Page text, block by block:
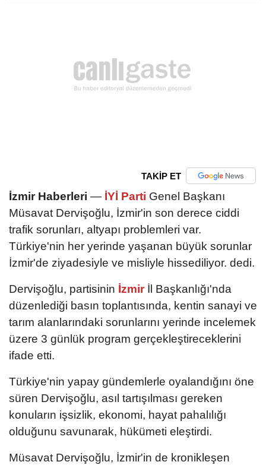
TAKİP ET
İzmir Haberleri — İYİ Parti Genel Başkanı
Müsavat Dervişoğlu, İzmir'in son derece ciddi
trafik sorunları, altyapı problemleri var.
Türkiye'nin her yerinde yaşanan büyük sorunlar
İzmir'de ziyadesiyle ve misliyle hissediliyor. dedi.
Dervişoğlu, partisinin İzmir İl Başkanlığı'nda
düzenlediği basın toplantısında, kentin sanayi ve
tarım alanlarındaki sorunlarını yerinde incelemek
üzere 3 günlük program gerçekleştireceklerini
ifade etti.
Türkiye'nin yapay gündemlerle oyalandığını öne
süren Dervişoğlu, asıl tartışılması gereken
konuların işsizlik, ekonomi, hayat pahalılığı
olduğunu savunarak, hükümeti eleştirdi.
Müsavat Dervişoğlu, İzmir'in de kronikleşen